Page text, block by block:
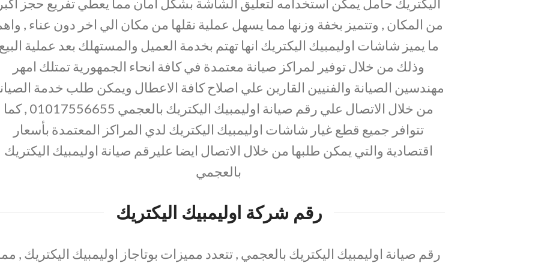
اليكتريك حامل يمكن استخدامه لتعليق الشاشة بشكل امان مما يعطي تفريع حجز
من المكان , وتتميز بخفة وزنها مما يسهل عملية نقلها من مكان الي اخر دون عناء ,
ما يميز شاشات اوليمبيك اليكتريك انها تهتم بخدمة العميل والمستهلك بعد عملية
وذلك من خلال توفير لمراكز صيانة معتمدة في كافة انحاء الجمهورية تمتلك امهر
مهندسين الصيانة والفنيين القارين علي اصلاح كافة الاعطال ويمكن طلب خدمة
من خلال الاتصال علي رقم صيانة اوليمبيك اليكتريك بالعجمي 01017556655 , كما
تتوافر جميع قطع غيار شاشات اوليمبيك اليكتريك لدي المراكز المعتمدة بأسعار
اقتصادية والتي يمكن طلبها من خلال الاتصال ايضا عليرقم صيانة اوليمبيك اليكتريك
بالعجمي
رقم شركة اوليمبيك اليكتريك
رقم صيانة اوليمبيك اليكتريك بالعجمي , تتعدد مميزات بوتاجاز اوليمبيك اليكتريك ,